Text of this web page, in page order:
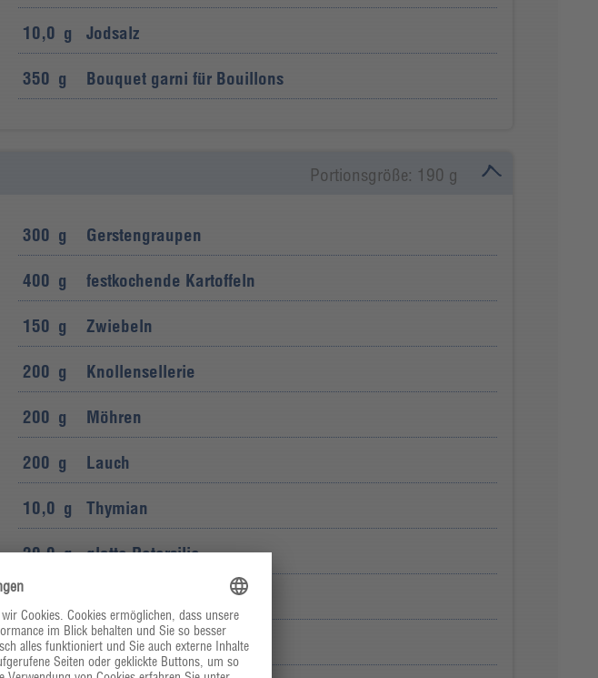
10,0 g Jodsalz
350 g Bouquet garni für Bouillons
Portionsgröße: 190 g
300 g Gerstengraupen
400 g festkochende Kartoffeln
150 g Zwiebeln
200 g Knollensellerie
200 g Möhren
200 g Lauch
10,0 g Thymian
20,0 g glatte Petersilie
30,0
500 ml Heller Kalbsfond